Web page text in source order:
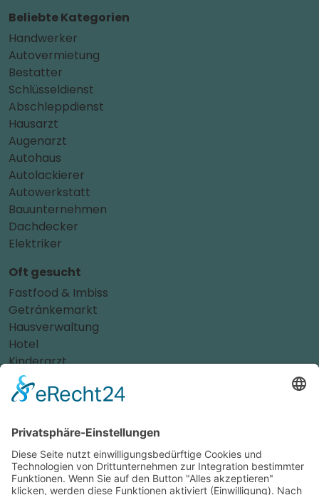
Beliebte Kategorien
Handwerker
Autovermietung
Bestatter
Schlüsseldienst
Abschleppdienst
Hausarzt
Augenarzt
Autohaus
Autolackierer
Autowerkstatt
Bauunternehmen
Dachdecker
Elektriker
Oft gesucht
Fastfood & Imbiss
Getränkemarkt
Hausverwaltung
Hotel
Kinderarzt
Personalvermittler
Weitere Sportvereine
Zahnarzt
Tennis
Tankstelle
Tierbedarf